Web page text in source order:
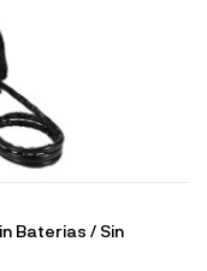
Baterias / Sin